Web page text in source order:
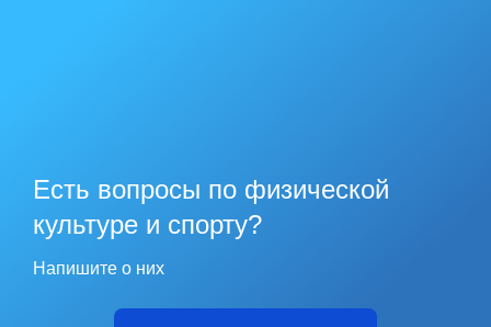
Есть вопросы по физической
культуре и спорту?
Напишите о них